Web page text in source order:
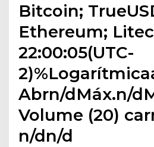
Bitcoin;
Ethereum;
22:00:05(UTC-
Abrn/dMáx.n/
Volume (20)
n/dn/d